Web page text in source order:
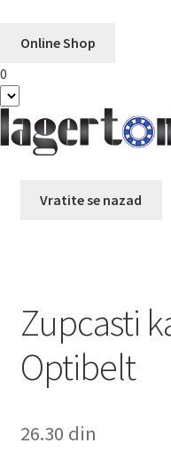
Online Shop
0
Vratite se nazad
Zupcasti
Optibelt
26.30 din